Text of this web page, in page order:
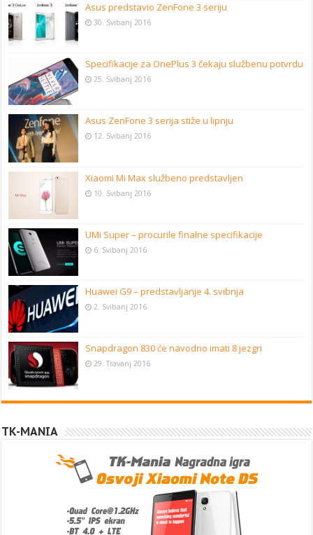
Asus predstavio ZenFone 3 seriju
30. Svibanj 2016
Specifikacije za OnePlus 3 čekaju službenu potvrdu
25. Svibanj 2016
Asus ZenFone 3 serija stiže u lipnju
12. Svibanj 2016
Xiaomi Mi Max službeno predstavljen
10. Svibanj 2016
UMi Super – procurile finalne specifikacije
6. Svibanj 2016
Huawei G9 – predstavljanje 4. svibnja
2. Svibanj 2016
Snapdragon 830 će navodno imati 8 jezgri
29. Travanj 2016
TK-MANIA